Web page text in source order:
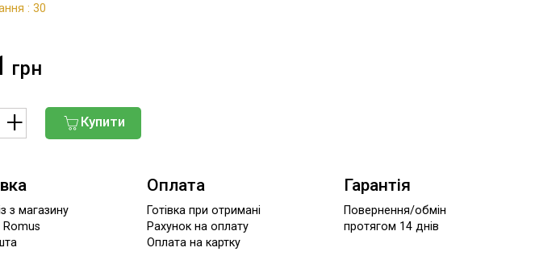
: 30
грн
Купити
з магазину
Оплата
Готівка при отримані
Рахунок на оплату
Оплата на картку
Гарантія
Повернення/обмін
протягом 14 днів